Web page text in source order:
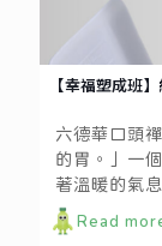
【幸福塑成班
六德華口頭
的胃。」一
著溫暖的氣
材，想方設
精，做菜少
Read